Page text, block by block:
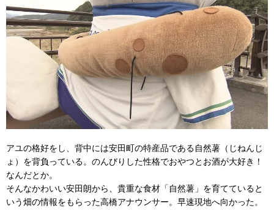
アユの格好をし、背中には安田町の特産品である自然薯（じねんじ
ょ）を背負っている。のんびりした性格でおやつとお酒が大好き！
なんだとか。
そんなかわいい安田朗から、貴重な食材「自然薯」を育てていると
いう畑の情報をもらった高橋アナウンサー。早速現地へ向かった。